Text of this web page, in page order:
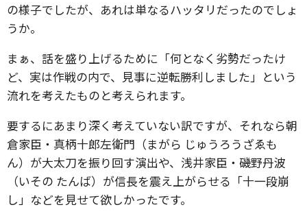
の様子でしたが、あれは単なるハッタリだったのでしょ
うか。
まぁ、話を盛り上げるために「何となく劣勢だったけ
ど、実は作戦の内で、見事に逆転勝利しました」という
流れを考えたものと考えられます。
要するにあまり深く考えていない訳ですが、それなら朝
倉家臣・真柄十郎左衛門（まがら じゅうろうざゑも
ん）が大太刀を振り回す演出や、浅井家臣・磯野丹波
（いその たんば）が信長を震え上がらせる「十一段崩
し」などを見せて欲しかったです。